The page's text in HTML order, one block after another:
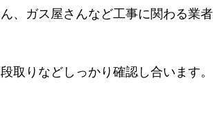
、ガス屋さんなど工事に関わる業
取りなどしっかり確認し合います。